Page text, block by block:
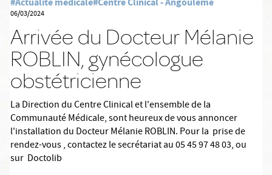
06/03/2024
Arrivée du Docteur Mélanie
ROBLIN, gynécologue
obstétricienne
La Direction du Centre Clinical et l'ensemble de la
Communauté Médicale, sont heureux de vous annoncer
l'installation du Docteur Mélanie ROBLIN. Pour la prise de
rendez-vous , contactez le secrétariat au 05 45 97 48 03, ou
sur Doctolib